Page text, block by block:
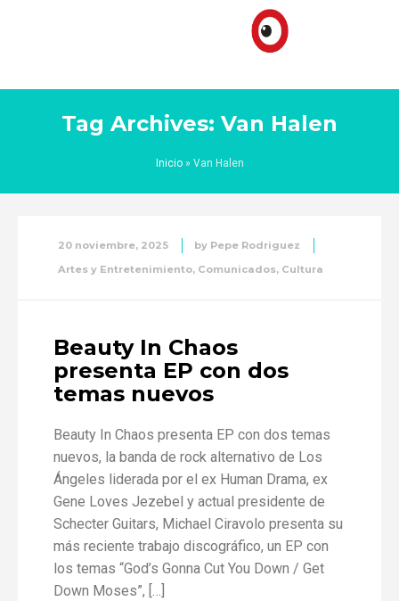
Tag Archives: Van Halen
Inicio» Van Halen
20 noviembre, 2025 by Pepe Rodriguez
Artes y Entretenimiento, Comunicados, Cultura
Beauty In Chaos
presenta EP con dos
temas nuevos
Beauty In Chaos presenta EP con dos temas
nuevos, la banda de rock alternativo de Los
Ángeles liderada por el ex Human Drama, ex
Gene Loves Jezebel y actual presidente de
Schecter Guitars, Michael Ciravolo presenta su
más reciente trabajo discográfico, un EP con
los temas “God’s Gonna Cut You Down / Get
Down Moses”, […]